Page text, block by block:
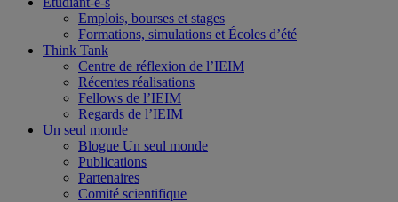
Emplois, bourses et stages
Formations, simulations et Écoles d’été
Think Tank
Centre de réflexion de l’IEIM
Récentes réalisations
Fellows de l’IEIM
Regards de l’IEIM
Un seul monde
Blogue Un seul monde
Publications
Partenaires
Comité scientifique